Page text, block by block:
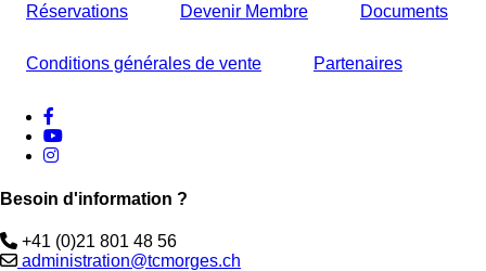
Réservations Devenir Membre Documents
Conditions générales de vente Partenaires
Youtube
instagram
Besoin d'information ?
Téléphone
+41 (0)21 801 48 56
Email
administration@tcmorges.ch